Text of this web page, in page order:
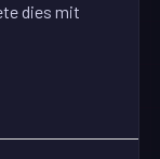
dies mit